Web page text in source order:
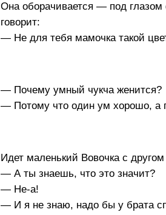
Она оборачивается — под глазом
говорит:
— Не для тебя мамочка такой
— Почему умный чукча женится?
— Потому что один ум хорошо, а
Идет маленький Вовочка с
— А ты знаешь, что это значит?
— Не-а!
— И я не знаю, надо бы у брата